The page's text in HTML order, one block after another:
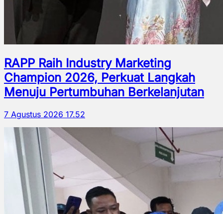
RAPP Raih Industry Marketing
Champion 2026, Perkuat Langkah
Menuju Pertumbuhan Berkelanjutan
7 Agustus 2026 17.52